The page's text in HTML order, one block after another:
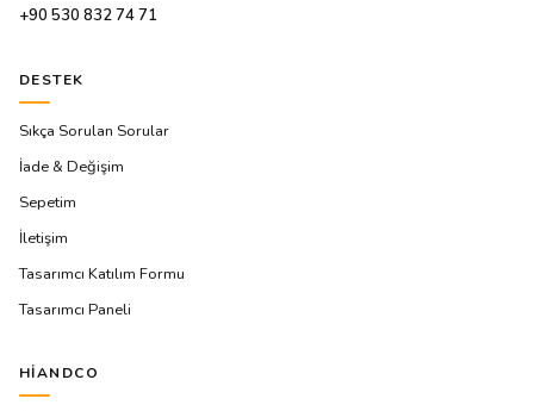
+90 530 832 74 71
DESTEK
Sıkça Sorulan Sorular
İade & Değişim
Sepetim
İletişim
Tasarımcı Katılım Formu
Tasarımcı Paneli
HIANDCO